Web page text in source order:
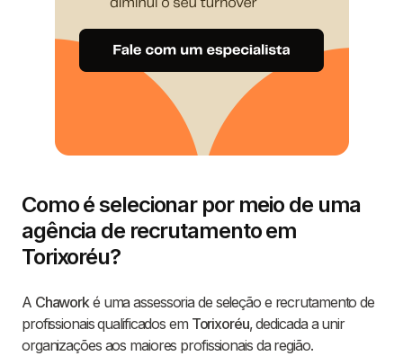
Como é selecionar por meio de uma
agência de recrutamento em
Torixoréu?
A Chaworké uma assessoria de seleção e recrutamento de
profissionais qualificados em Torixoréu, dedicada a unir
organizações aos maiores profissionais da região.